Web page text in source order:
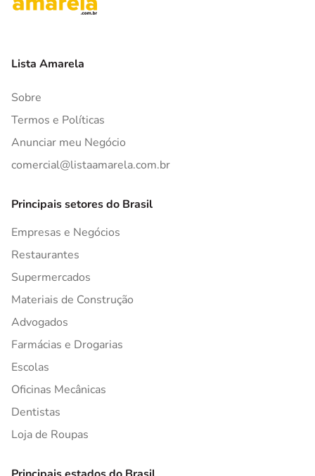
Lista Amarela
Sobre
Termos e Políticas
Anunciar meu Negócio
comercial@listaamarela.com.br
Principais setores do Brasil
Empresas e Negócios
Restaurantes
Supermercados
Materiais de Construção
Advogados
Farmácias e Drogarias
Escolas
Oficinas Mecânicas
Dentistas
Loja de Roupas